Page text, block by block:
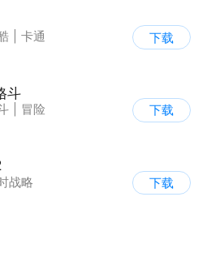
卡通
下载
斗
冒险
下载
战略
下载